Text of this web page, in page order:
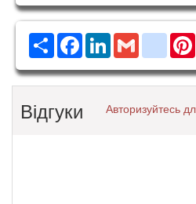
РесурсFacebook
LinkedInGmail
Відгуки Авторизуйтесь